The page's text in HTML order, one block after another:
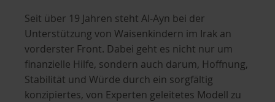
Seit über 19 Jahren steht Al-Ayn bei der
Unterstützung von Waisenkindern im Irak an
vorderster Front. Dabei geht es nicht nur um
finanzielle Hilfe, sondern auch darum, Hoffnung,
Stabilität und Würde durch ein sorgfältig
konzipiertes, von Experten geleitetes Modell zu